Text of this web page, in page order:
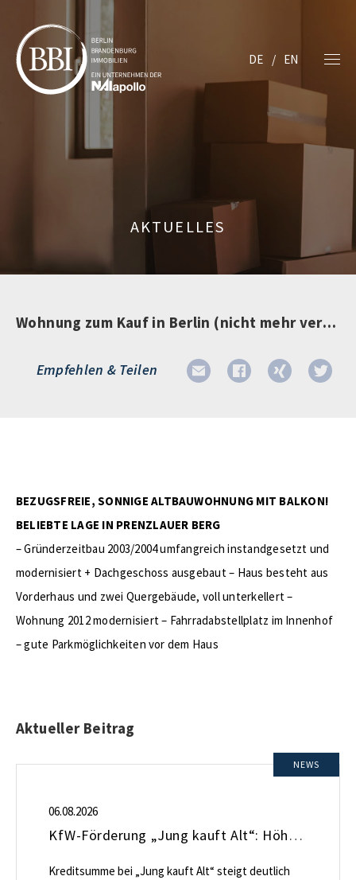
DE EN
AKTUELLES
Wohnung zum Kauf in Berlin (nicht mehr verfügbar)
Empfehlen & Teilen
BEZUGSFREIE, SONNIGE ALTBAUWOHNUNG MIT BALKON!
BELIEBTE LAGE IN PRENZLAUER BERG
– Gründerzeitbau 2003/2004 umfangreich instandgesetzt und
modernisiert + Dachgeschoss ausgebaut – Haus besteht aus
Vorderhaus und zwei Quergebäude, voll unterkellert –
Wohnung 2012 modernisiert – Fahrradabstellplatz im Innenhof
– gute Parkmöglichkeiten vor dem Haus
Aktueller Beitrag
NEWS
06.08.2026
KfW-Förderung „Jung kauft Alt“: Höhere Kredite ab August 2026
Kreditsumme bei „Jung kauft Alt“ steigt deutlich